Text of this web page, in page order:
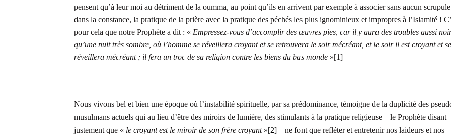
pensent qu’à leur moi au détriment de la oumma, au point qu’ils en arrivent par exemple à associer sans aucun scrupule
dans la constance, la pratique de la prière avec la pratique des péchés les plus ignominieux et impropres à l’Islamité !
pour cela que notre Prophète a dit : « Empressez-vous d’accomplir des œuvres pies, car il y aura des troubles aussi
qu’une nuit très sombre, où l’homme se réveillera croyant et se retrouvera le soir mécréant, et le soir il est croyant et se
réveillera mécréant ; il fera un troc de sa religion contre les biens du bas monde »[1]
Nous vivons bel et bien une époque où l’instabilité spirituelle, par sa prédominance, témoigne de la duplicité des
musulmans actuels qui au lieu d’être des miroirs de lumière, des stimulants à la pratique religieuse – le Prophète disant
justement que « le croyant est le miroir de son frère croyant»[2] – ne font que refléter et entretenir nos laideurs et nos